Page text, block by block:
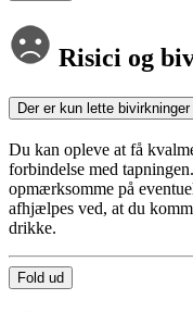
Risici og
Der er kun lette bivirkninger
Du kan opleve at få
forbindelse med
opmærksomme på
afhjælpes ved, at du
drikke.
Fold ud